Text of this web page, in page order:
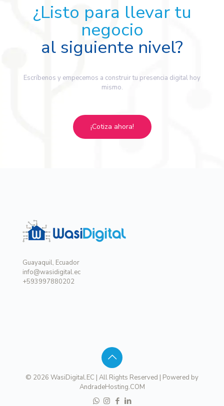
¿Listo para llevar tu
negocio
al siguiente nivel?
Escríbenos y empecemos a construir tu presencia digital hoy
mismo.
¡Cotiza ahora!
Guayaquil, Ecuador
info@wasidigital.ec
+593997880202
© 2026 WasiDigital.EC | All Rights Reserved | Powered by
AndradeHosting.COM